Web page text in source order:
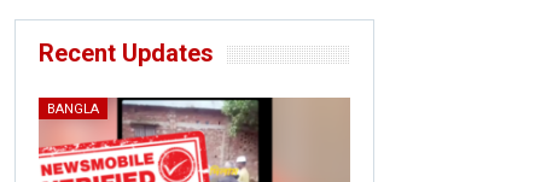
Recent Updates
BANGLA